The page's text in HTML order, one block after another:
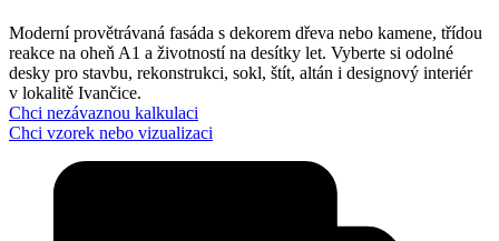
Moderní provětrávaná fasáda s dekorem dřeva nebo kamene, třídou
reakce na oheň A1 a životností na desítky let. Vyberte si odolné
desky pro stavbu, rekonstrukci, sokl, štít, altán i designový interiér
v lokalitě Ivančice.
Chci nezávaznou kalkulaci
Chci vzorek nebo vizualizaci